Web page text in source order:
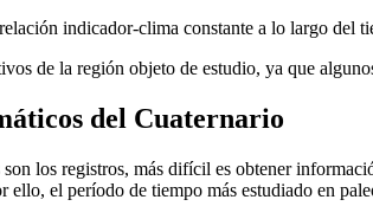
indicador-clima constante a lo largo del
de la región objeto de estudio, ya que
del Cuaternario
los registros, más difícil es obtener
ello, el período de tiempo más estudiado en